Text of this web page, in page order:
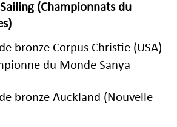
(Championnats du
bronze Corpus Christie (USA)
du Monde Sanya
bronze Auckland (Nouvelle